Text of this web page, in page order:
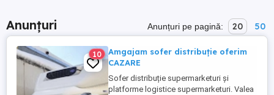
Anunțuri Anunțuri pe pagină: 20 50
10
Amgajam sofer distribuție oferim
CAZARE
Sofer distribuție supermarketuri și
platforme logistice supermarketuri. Valea